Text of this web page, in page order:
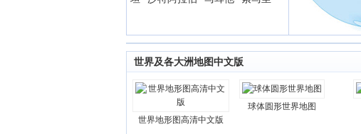
世界及各大洲地图中文版
世界地形图高清中文版
球体圆形世界地图